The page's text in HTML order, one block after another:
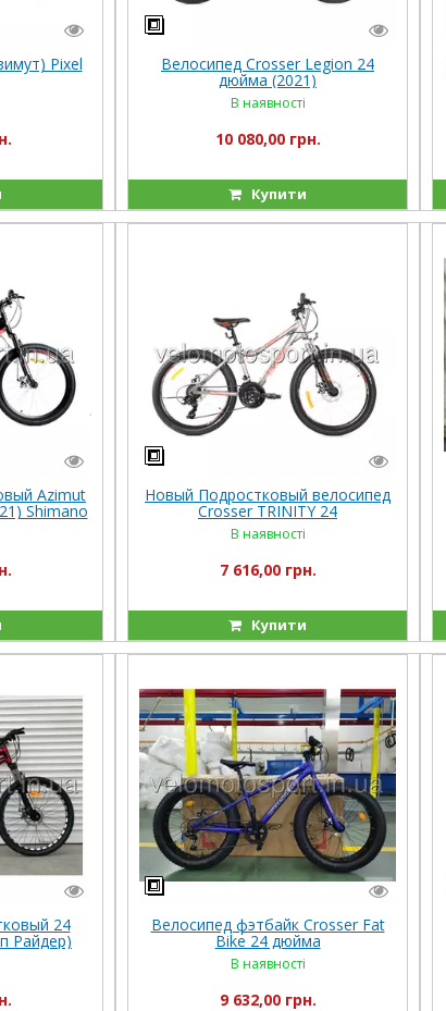
Pixel Велосипед Crosser Legion 24
дюйма (2021)
В наявності
10 080,00 грн.
Купити
Azimut
Shimano
Новый Подростковый велосипед
Crosser TRINITY 24
В наявності
7 616,00 грн.
Купити
24
Райдер)
Велосипед фэтбайк Crosser Fat
Bike 24 дюйма
В наявності
9 632,00 грн.